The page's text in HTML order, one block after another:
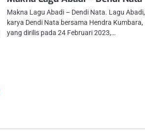
Makna Lagu Abadi – Dendi Nata. Lagu Abadi,
karya Dendi Nata bersama Hendra Kumbara,
yang dirilis pada 24 Februari 2023,…